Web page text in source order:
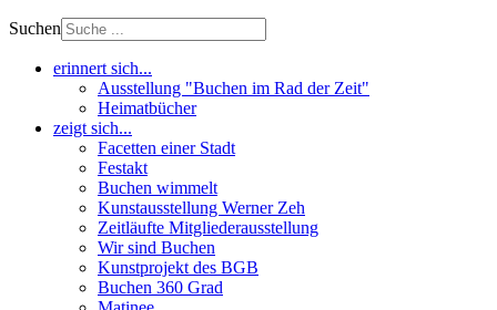
Suchen
erinnert sich...
Ausstellung "Buchen im Rad der Zeit"
Heimatbücher
zeigt sich...
Facetten einer Stadt
Festakt
Buchen wimmelt
Kunstausstellung Werner Zeh
Zeitläufte Mitgliederausstellung
Wir sind Buchen
Kunstprojekt des BGB
Buchen 360 Grad